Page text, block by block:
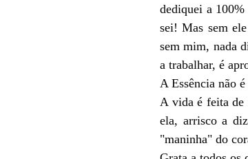
dediquei a
sei! Mas sem
sem mim, nada
a trabalhar, é
A Essência não
A vida é feita de
ela, arrisco a
"maninha" do